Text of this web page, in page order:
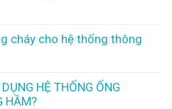
cháy cho hệ thống thông
HỆ THỐNG ỐNG
HẦM?